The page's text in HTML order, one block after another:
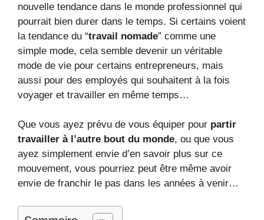
nouvelle tendance dans le monde professionnel qui
pourrait bien durer dans le temps. Si certains voient
la tendance du “travail nomade” comme une
simple mode, cela semble devenir un véritable
mode de vie pour certains entrepreneurs, mais
aussi pour des employés qui souhaitent à la fois
voyager et travailler en même temps…
Que vous ayez prévu de vous équiper pour partir
travailler à l’autre bout du monde, ou que vous
ayez simplement envie d’en savoir plus sur ce
mouvement, vous pourriez peut être même avoir
envie de franchir le pas dans les années à venir…